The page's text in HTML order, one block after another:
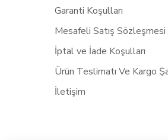
Garanti Koşulları
Mesafeli Satış Sözleşmesi
İptal ve İade Koşulları
Ürün Teslimatı Ve Kargo
İletişim